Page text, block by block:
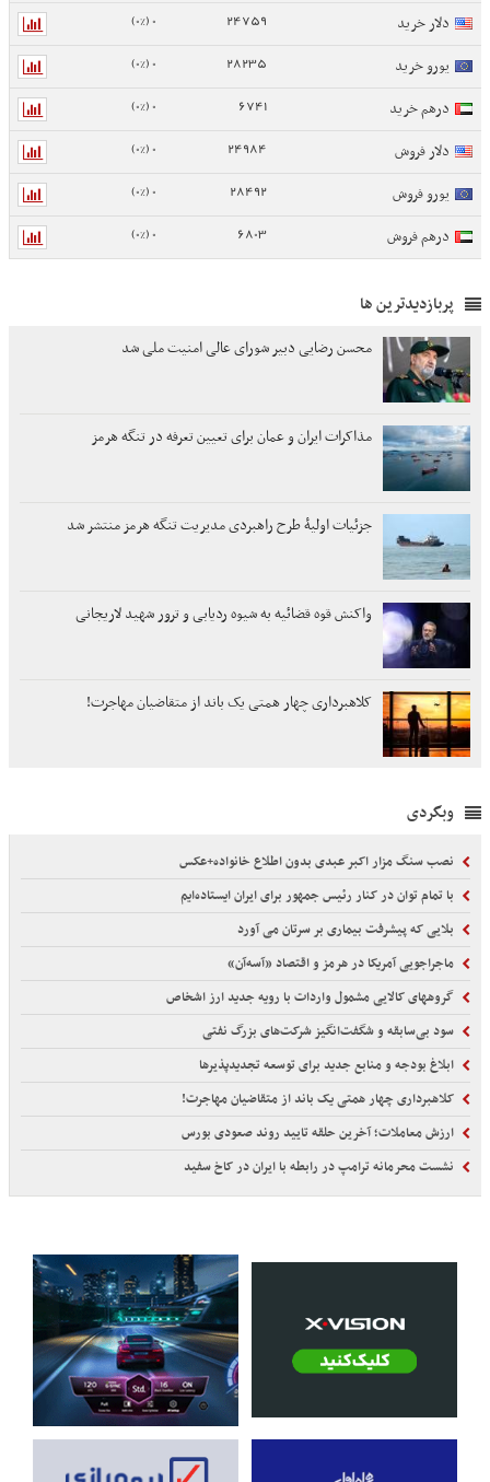
دلار خرید
24759
0 (0%)
یورو خرید 28235
0 (0%)
درهم خرید 6741
0 (0%)
دلار فروش 24984
0 (0%)
یورو فروش 28492
0 (0%)
درهم فروش 6803
0 (0%)
پربازدیدترین ها
محسن رضایی دبیر شورای عالی امنیت ملی شد
مذاکرات ایران و عمان برای تعیین تعرفه در تنگه هرمز
جزئیات اولیۀ طرح راهبردی مدیریت تنگه هرمز منتشر شد
واکنش قوه قضائیه به شیوه ردیابی و ترور شهید لاریجانی
کلاهبرداری چهار همتی یک باند از متقاضیان مهاجرت!
وبگردی
نصب سنگ مزار اکبر عبدی بدون اطلاع خانواده+عکس
با تمام توان در کنار رئیس جمهور برای ایران ایستاده‌ایم
بلایی که پیشرفت بیماری بر سرتان می آورد
ماجراجویی آمریکا در هرمز و اقتصاد «آسه‌آن»
گروههای کالایی مشمول واردات با رویه جدید ارز اشخاص
سود بی‌سابقه و شگفت‌انگیز شرکت‌های بزرگ نفتی
ابلاغ بودجه و منابع جدید برای توسعه تجدیدپذیرها
کلاهبرداری چهار همتی یک باند از متقاضیان مهاجرت!
ارزش معاملات؛ آخرین حلقه تایید روند صعودی بورس
نشست محرمانه ترامپ در رابطه با ایران در کاخ سفید